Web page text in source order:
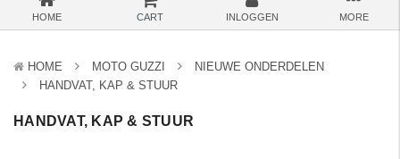
HOME CART INLOGGEN MORE
HOME MOTO GUZZI
NIEUWE ONDERDELEN
HANDVAT, KAP & STUUR
HANDVAT, KAP & STUUR